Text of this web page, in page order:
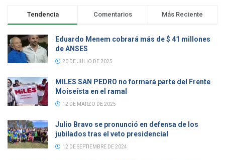
Tendencia Comentarios Más Reciente
Eduardo Menem cobrará más de $ 41 millones
de ANSES
20 DE JULIO DE 2025
MILES SAN PEDRO no formará parte del Frente
Moiseísta en el ramal
12 DE MARZO DE 2025
Julio Bravo se pronunció en defensa de los
jubilados tras el veto presidencial
12 DE SEPTIEMBRE DE 2024